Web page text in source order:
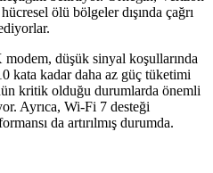
ölü bölgeler dışında çağrı
düşük sinyal koşullarında
kata kadar daha az güç tüketimi
kritik olduğu durumlarda önemli
Ayrıca, Wi-Fi 7 desteği
da artırılmış durumda.